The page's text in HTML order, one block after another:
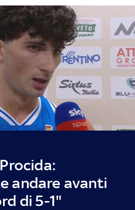
andare avanti
di 5-1"